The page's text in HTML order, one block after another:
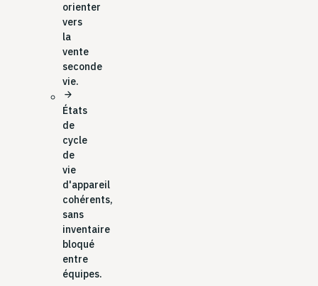
orienter
vers
la
vente
seconde
vie.
arrow_forward
États
de
cycle
de
vie
d'appareil
cohérents,
sans
inventaire
bloqué
entre
équipes.